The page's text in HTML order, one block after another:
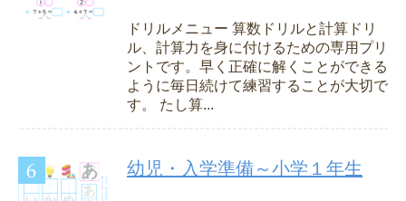
ドリルメニュー 算数ドリルと計算ドリ
ル、計算力を身に付けるための専用プリ
ントです。早く正確に解くことができる
ように毎日続けて練習することが大切で
す。 たし算...
幼児・入学準備～小学１年生